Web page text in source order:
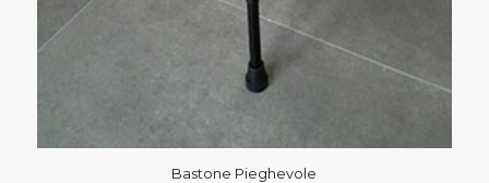
Bastone Pieghevole